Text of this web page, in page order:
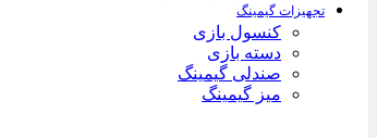
تجهیزات گیمینگ
کنسول بازی
دسته بازی
صندلی گیمینگ
میز گیمینگ